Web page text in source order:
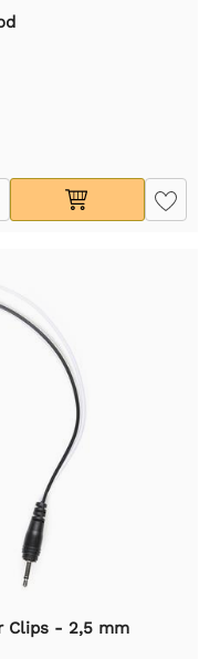
Clips - 2,5 mm